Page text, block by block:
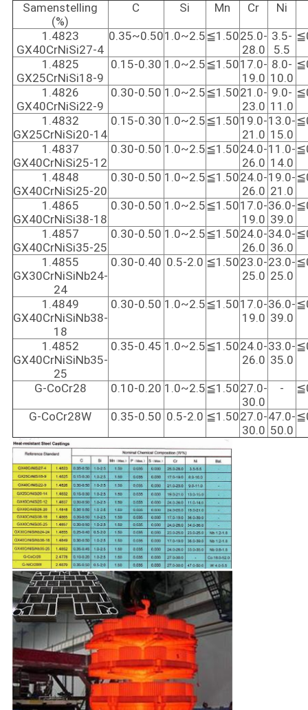
Samenstelling
(%)
C Si Mn Cr Ni
1.4823
GX40CrNiSi27-4
0.35~0.501.0~2.5≦1.5025.0-
28.0
3.5-
5.5
1.4825
GX25CrNiSi18-9
0.15-0.30 1.0~2.5≦1.5017.0-
19.0
8.0-
10.0
1.4826
GX40CrNiSi22-9
0.30-0.50 1.0~2.5≦1.5021.0-
23.0
9.0-
11.0
1.4832
GX25CrNiSi20-14
0.15-0.30 1.0~2.5≦1.5019.0-
21.0
13.0-
15.0
1.4837
GX40CrNiSi25-12
0.30-0.50 1.0~2.5≦1.5024.0-
26.0
11.0-
14.0
1.4848
GX40CrNiSi25-20
0.30-0.50 1.0~2.5≦1.5024.0-
26.0
19.0-
21.0
1.4865
GX40CrNiSi38-18
0.30-0.50 1.0~2.5≦1.5017.0-
19.0
36.0-
39.0
1.4857
GX40CrNiSi35-25
0.30-0.50 1.0~2.5≦1.5024.0-
26.0
34.0-
36.0
1.4855
GX30CrNiSiNb24-
24
0.30-0.40 0.5-2.0 ≦1.5023.0-
25.0
23.0-
25.0
1.4849
GX40CrNiSiNb38-
18
0.30-0.50 1.0~2.5≦1.5017.0-
19.0
36.0-
39.0
1.4852
GX40CrNiSiNb35-
25
0.35-0.45 1.0~2.5≦1.5024.0-
26.0
33.0-
35.0
G-CoCr28 0.10-0.20 1.0~2.5≦1.5027.0-
30.0
-
G-CoCr28W 0.35-0.50 0.5-2.0 ≦1.5027.0-
30.0
47.0-
50.0